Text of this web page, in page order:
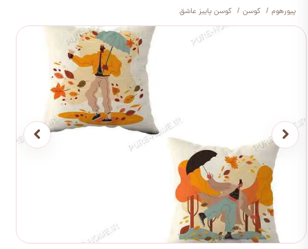
پیورهوم کوسن کوسن پاییز عاشق